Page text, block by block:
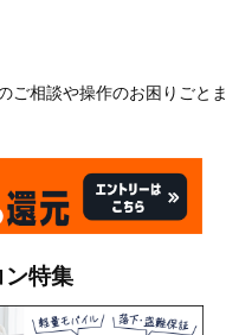
ご相談や操作のお困りごと
ン特集